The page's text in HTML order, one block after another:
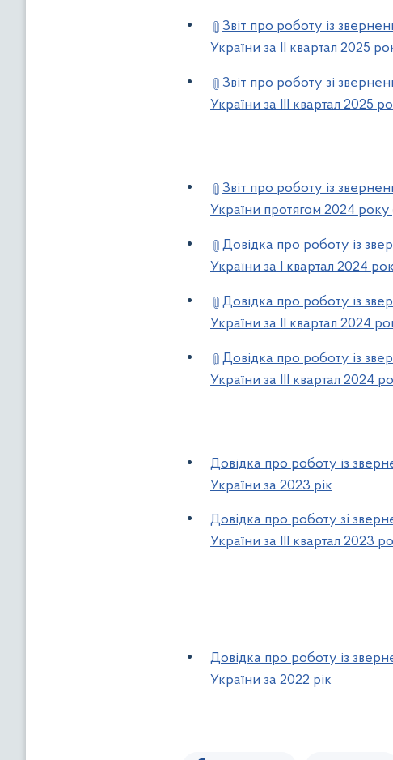
Звіт про роботу із
України за ІІ квартал 2025
Звіт про роботу зі
України за ІІІ квартал 2025
Звіт про роботу із
України протягом 2024 року
Довідка про роботу із
України за I квартал 2024
Довідка про роботу із
України за IІ квартал 2024
Довідка про роботу із
України за ІІІ квартал 2024
Довідка про роботу із
України за 2023 рік
Довідка про роботу зі
України за ІІІ квартал 2023
Довідка про роботу із
України за 2022 рік